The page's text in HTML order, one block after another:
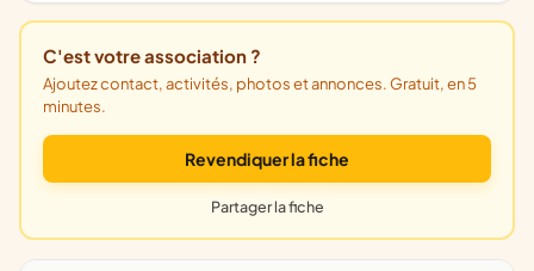
C'est votre association ?
Ajoutez contact, activités, photos et annonces. Gratuit, en 5
minutes.
Revendiquer la fiche
Partager la fiche